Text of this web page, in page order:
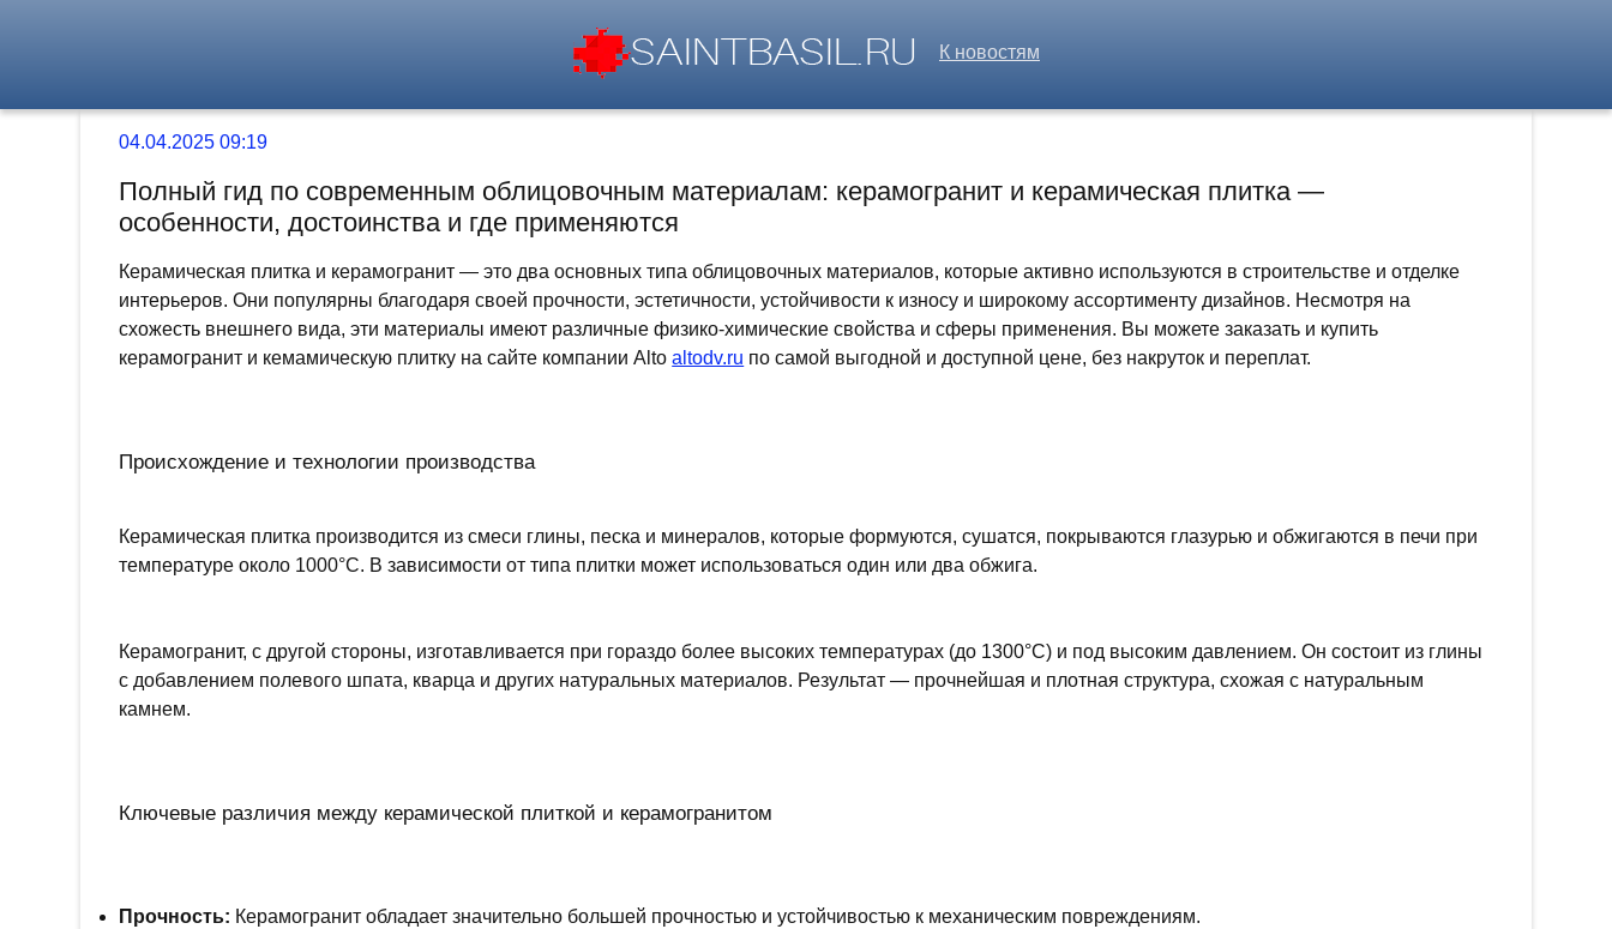
К новостям
04.04.2025 09:19
Полный гид по современным облицовочным материалам: керамогранит и керамическая плитка —
особенности, достоинства и где применяются
Керамическая плитка и керамогранит — это два основных типа облицовочных материалов, которые активно используются в строительстве и отделке
интерьеров. Они популярны благодаря своей прочности, эстетичности, устойчивости к износу и широкому ассортименту дизайнов. Несмотря на
схожесть внешнего вида, эти материалы имеют различные физико-химические свойства и сферы применения. Вы можете заказать и купить
керамогранит и кемамическую плитку на сайте компании Altoaltodv.ru по самой выгодной и доступной цене, без накруток и переплат.
Происхождение и технологии производства
Керамическая плитка производится из смеси глины, песка и минералов, которые формуются, сушатся, покрываются глазурью и обжигаются в печи при
температуре около 1000°C. В зависимости от типа плитки может использоваться один или два обжига.
Керамогранит, с другой стороны, изготавливается при гораздо более высоких температурах (до 1300°C) и под высоким давлением. Он состоит из глины
с добавлением полевого шпата, кварца и других натуральных материалов. Результат — прочнейшая и плотная структура, схожая с натуральным
камнем.
Ключевые различия между керамической плиткой и керамогранитом
Прочность: Керамогранит обладает значительно большей прочностью и устойчивостью к механическим повреждениям.